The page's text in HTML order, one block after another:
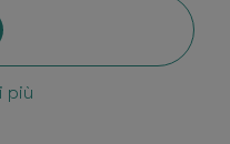
più